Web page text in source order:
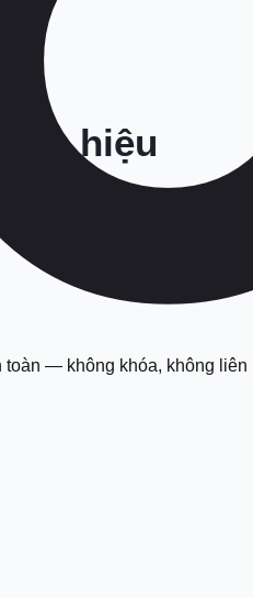
hiệu
— không khóa, không